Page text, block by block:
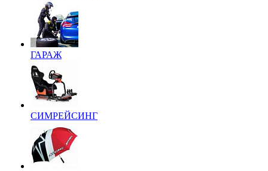
ГАРАЖ
СИМРЕЙСИНГ